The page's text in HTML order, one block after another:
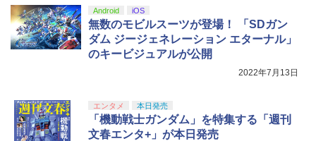
Android iOS
無数のモビルスーツが登場！ 「SDガン
ダム ジージェネレーション エターナル」
のキービジュアルが公開
2022年7月13日
エンタメ 本日発売
「機動戦士ガンダム」を特集する「週刊
文春エンタ+」が本日発売